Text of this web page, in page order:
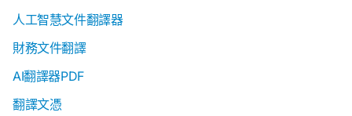
人工智慧文件翻譯器
財務文件翻譯
AI翻譯器PDF
翻譯文憑